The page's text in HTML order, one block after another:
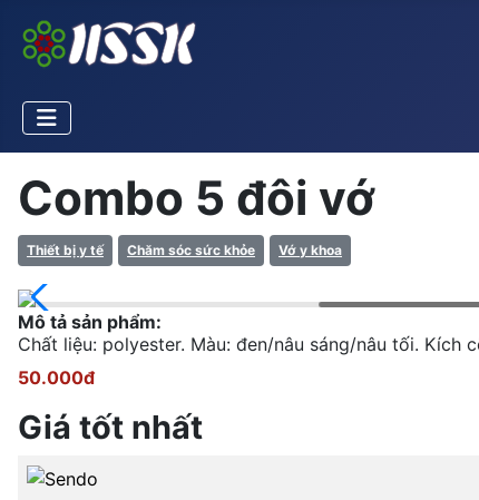
Combo 5 đôi vớ
Thiết bị y tế Chăm sóc sức khỏe Vớ y khoa
Mô tả sản phẩm:
Chất liệu: polyester. Màu: đen/nâu sáng/nâu tối.
50.000đ
Giá tốt nhất